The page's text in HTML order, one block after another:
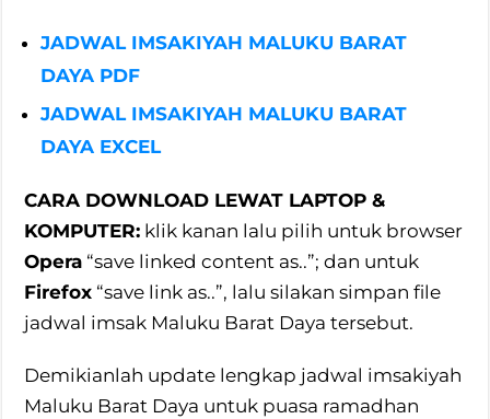
JADWAL IMSAKIYAH MALUKU BARAT
DAYA PDF
JADWAL IMSAKIYAH MALUKU BARAT
DAYA EXCEL
CARA DOWNLOAD LEWAT LAPTOP &
KOMPUTER: klik kanan lalu pilih untuk browser
Opera “save linked content as..”; dan untuk
Firefox “save link as..”, lalu silakan simpan file
jadwal imsak Maluku Barat Daya tersebut.
Demikianlah update lengkap jadwal imsakiyah
Maluku Barat Daya untuk puasa ramadhan